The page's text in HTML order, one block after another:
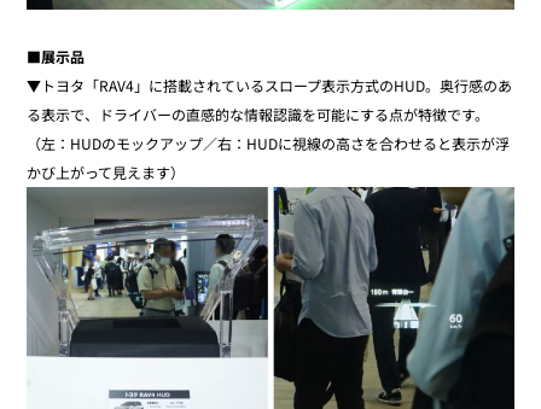
■展示品
▼トヨタ「RAV4」に搭載されているスロープ表示方式のHUD。奥行感のあ
る表示で、ドライバーの直感的な情報認識を可能にする点が特徴です。
（左：HUDのモックアップ／右：HUDに視線の高さを合わせると表示が浮
かび上がって見えます）